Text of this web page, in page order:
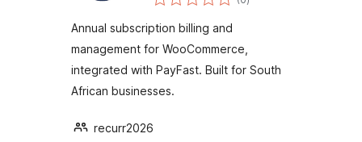
체
Annual subscription billing and
management for WooCommerce,
integrated with PayFast. Built for South
African businesses.
recurr2026